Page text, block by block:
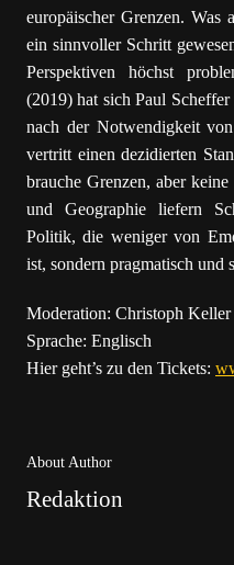
europäischer Grenzen. Was
ein sinnvoller Schritt
Perspektiven höchst
(2019) hat sich Paul
nach der Notwendigkeit
vertritt einen dezidierten
brauche Grenzen, aber
und Geographie liefern
Politik, die weniger von
ist, sondern pragmatisch und
Moderation: Christoph Keller
Sprache: Englisch
Hier geht’s zu den Tickets:
About Author
Redaktion